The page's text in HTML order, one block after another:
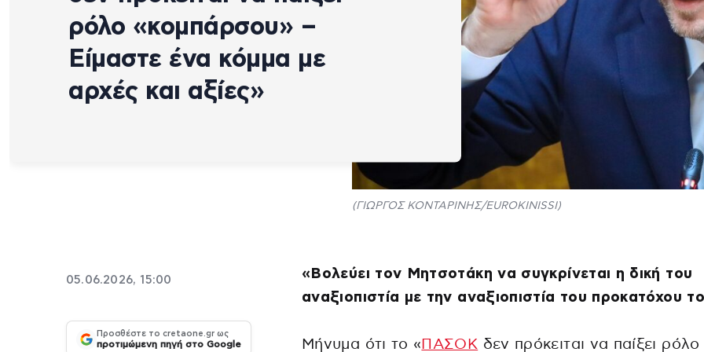
ρόλο «κομπάρσου» –
Είμαστε ένα κόμμα με
αρχές και αξίες»
(ΓΙΩΡΓΟΣ ΚΟΝΤΑΡΙΝΗΣ/EUROKINISSI)
05.06.2026, 15:00
Προσθέστε το cretaone.gr ως
προτιμώμενη πηγή στο Google
«Βολεύει τον Μητσοτάκη να συγκρίνεται η δική του
αναξιοπιστία με την αναξιοπιστία του προκατόχου
Μήνυμα ότι το « ΠΑΣΟΚ δεν πρόκειται να παίξει ρόλο